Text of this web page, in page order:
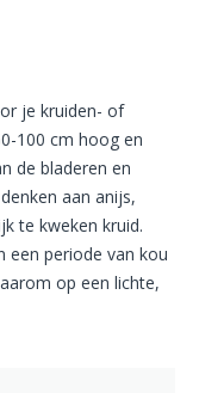
je kruiden- of
100 cm hoog en
de bladeren en
aan anijs,
te kweken kruid.
een periode van kou
op een lichte,